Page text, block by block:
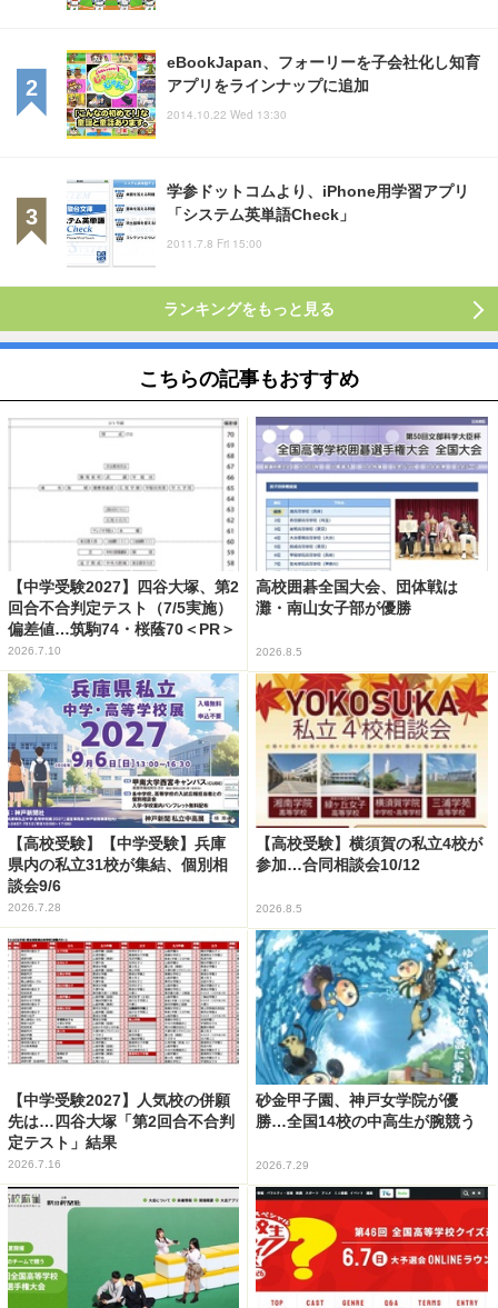
eBookJapan、フォーリーを子会社化し知育
アプリをラインナップに追加
2014.10.22 Wed 13:30
学参ドットコムより、iPhone用学習アプリ
「システム英単語Check」
2011.7.8 Fri 15:00
ランキングをもっと見る
こちらの記事もおすすめ
【中学受験2027】四谷大塚、第2
回合不合判定テスト（7/5実施）
偏差値…筑駒74・桜蔭70＜PR＞
2026.7.10
高校囲碁全国大会、団体戦は
灘・南山女子部が優勝
2026.8.5
【高校受験】【中学受験】兵庫
県内の私立31校が集結、個別相
談会9/6
2026.7.28
【高校受験】横須賀の私立4校が
参加…合同相談会10/12
2026.8.5
【中学受験2027】人気校の併願
先は…四谷大塚「第2回合不合判
定テスト」結果
2026.7.16
砂金甲子園、神戸女学院が優
勝…全国14校の中高生が腕競う
2026.7.29